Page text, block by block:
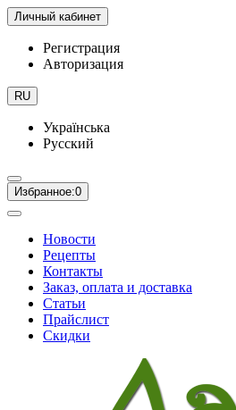
Личный кабинет
Регистрация
Авторизация
RU
Українська
Русский
Избранное:0
Новости
Рецепты
Контакты
Заказ, оплата и доставка
Статьи
Прайслист
Скидки